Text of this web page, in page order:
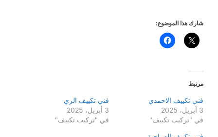
شارك هذا الموضوع:
مرتبط
فني تكييف الاحمدي
3 أبريل، 2025
في "تركيب تكييف"
فني تكييف الري
3 أبريل، 2025
في "تركيب تكييف"